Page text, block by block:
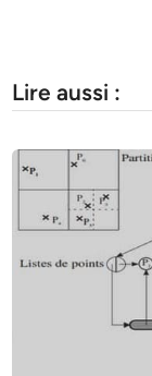
Lire aussi :